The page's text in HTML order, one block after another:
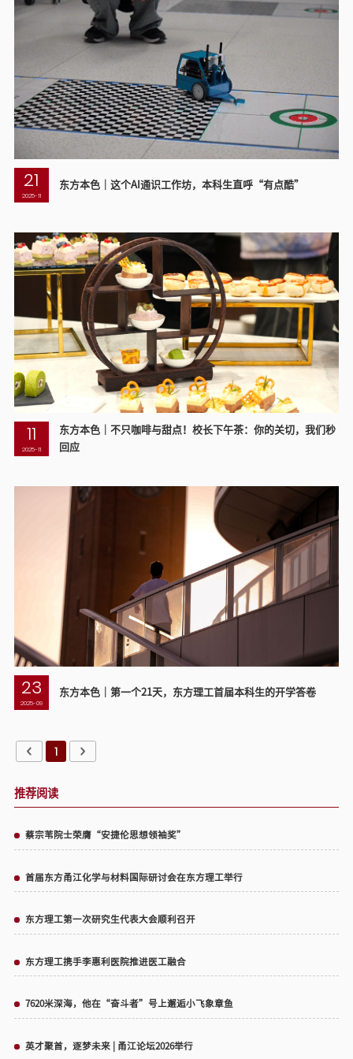
21
2025-11
东方本色｜这个AI通识工作坊，本科生直呼“有点酷”
11
2025-11
东方本色｜不只咖啡与甜点！校长下午茶：你的关切，我们秒
回应
23
2025-09
东方本色｜第一个21天，东方理工首届本科生的开学答卷
上页 1 下页
推荐阅读
蔡宗苇院士荣膺“安捷伦思想领袖奖”
首届东方甬江化学与材料国际研讨会在东方理工举行
东方理工第一次研究生代表大会顺利召开
东方理工携手李惠利医院推进医工融合
7620米深海，他在“奋斗者”号上邂逅小飞象章鱼
英才聚首，逐梦未来 | 甬江论坛2026举行